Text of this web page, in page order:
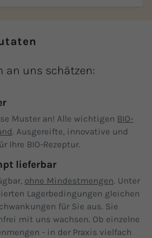
an uns schätzen:
Muster an! Alle wichtigen BIO-
. Ausgereifte, innovative und
Ihre BIO-Rezeptur.
lieferbar
ohne Mindestmengen. Unter
Lagerbedingungen gleichen
für Sie aus. Sie
mit uns wachsen. Ob einzelne
- in der Praxis vielfach